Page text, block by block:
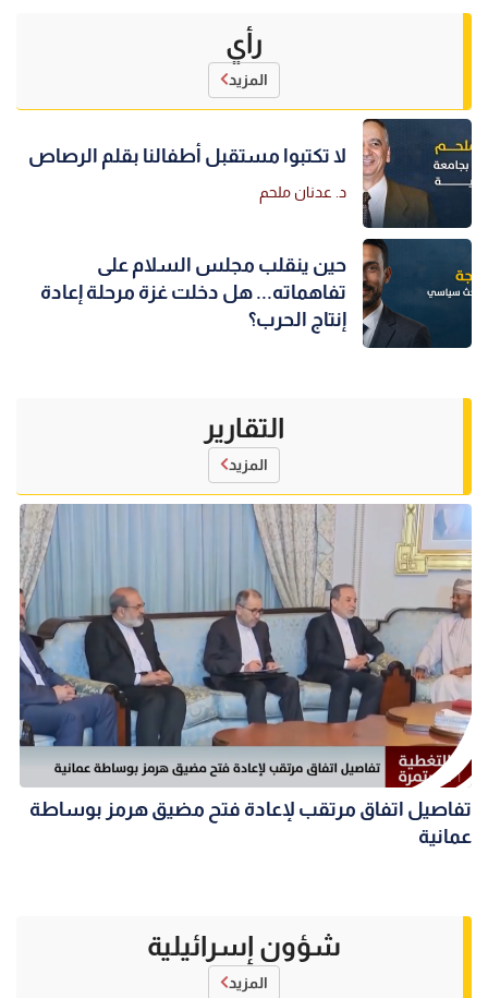
رأي
المزيد
لا تكتبوا مستقبل أطفالنا بقلم الرصاص
د. عدنان ملحم
حين ينقلب مجلس السلام على
تفاهماته... هل دخلت غزة مرحلة إعادة
إنتاج الحرب؟
التقارير
المزيد
تفاصيل اتفاق مرتقب لإعادة فتح مضيق هرمز بوساطة
عمانية
شؤون إسرائيلية
المزيد